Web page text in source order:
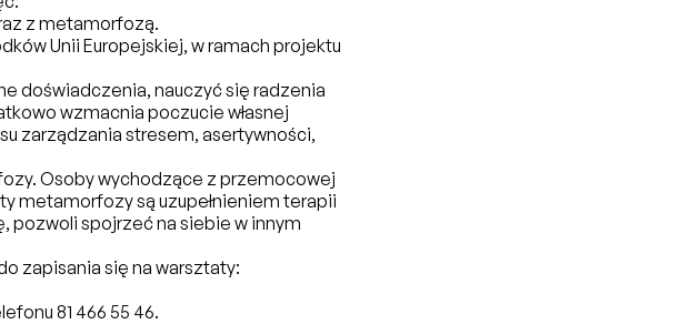
z metamorfozą.
Unii Europejskiej, w ramach projektu
doświadczenia, nauczyć się radzenia
wzmacnia poczucie własnej
zarządzania stresem, asertywności,
Osoby wychodzące z przemocowej
metamorfozy są uzupełnieniem terapii
pozwoli spojrzeć na siebie w innym
zapisania się na warsztaty:
81 466 55 46.